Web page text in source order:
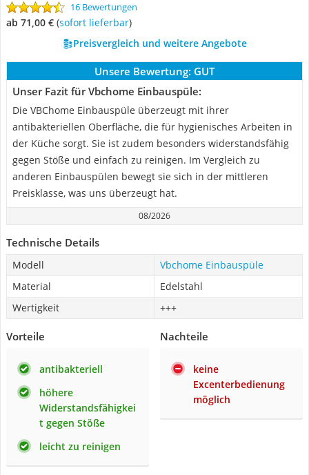
16 Bewertungen
ab 71,00 € ( Sofort lieferbar)
Preisvergleich und weitere Angebote
Unsere Bewertung: GUT
Unser Fazit für Vbchome Einbauspüle:
Die VBChome Einbauspüle überzeugt mit ihrer
antibakteriellen Oberfläche, die für hygienisches Arbeiten in
der Küche sorgt. Sie ist zudem besonders widerstandsfähig
gegen Stöße und einfach zu reinigen. Im Vergleich zu
anderen Einbauspülen bewegt sie sich in der mittleren
Preisklasse, was uns überzeugt hat.
08/2026
Technische Details
Modell
Vbchome Einbauspüle
Material
Edelstahl
Wertigkeit
+++
Vorteile
antibakteriell
höhere
Widerstandsfähigkei
t gegen Stöße
leicht zu reinigen
Nachteile
keine
Excenterbedienung
möglich